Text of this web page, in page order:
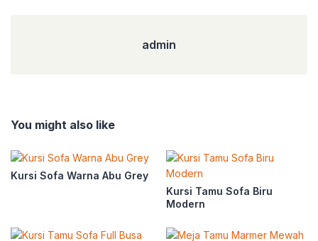
admin
You might also like
Kursi Sofa Warna Abu Grey
Kursi Tamu Sofa Biru
Modern